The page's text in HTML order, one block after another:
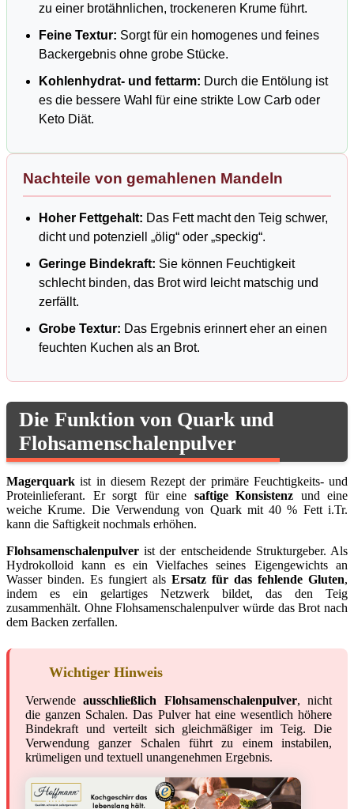
zu einer brotähnlichen, trockeneren Krume führt.
Feine Textur: Sorgt für ein homogenes und feines
Backergebnis ohne grobe Stücke.
Kohlenhydrat- und fettarm: Durch die Entölung ist
es die bessere Wahl für eine strikte Low Carb oder
Keto Diät.
Nachteile von gemahlenen Mandeln
Hoher Fettgehalt: Das Fett macht den Teig schwer,
dicht und potenziell „ölig“ oder „speckig“.
Geringe Bindekraft: Sie können Feuchtigkeit
schlecht binden, das Brot wird leicht matschig und
zerfällt.
Grobe Textur: Das Ergebnis erinnert eher an einen
feuchten Kuchen als an Brot.
Die Funktion von Quark und
Flohsamenschalenpulver
Magerquark ist in diesem Rezept der primäre Feuchtigkeits- und
Proteinlieferant. Er sorgt für eine saftige Konsistenz und eine
weiche Krume. Die Verwendung von Quark mit 40 % Fett i.Tr.
kann die Saftigkeit nochmals erhöhen.
Flohsamenschalenpulver ist der entscheidende Strukturgeber. Als
Hydrokolloid kann es ein Vielfaches seines Eigengewichts an
Wasser binden. Es fungiert als Ersatz für das fehlende Gluten,
indem es ein gelartiges Netzwerk bildet, das den Teig
zusammenhält. Ohne Flohsamenschalenpulver würde das Brot nach
dem Backen zerfallen.
Wichtiger Hinweis
Verwendeausschließlich Flohsamenschalenpulver, nicht
die ganzen Schalen. Das Pulver hat eine wesentlich höhere
Bindekraft und verteilt sich gleichmäßiger im Teig. Die
Verwendung ganzer Schalen führt zu einem instabilen,
krümeligen und textuell unangenehmen Ergebnis.